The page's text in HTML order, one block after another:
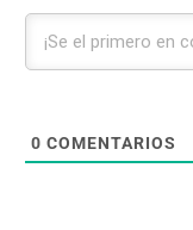
0 COMENTARIOS